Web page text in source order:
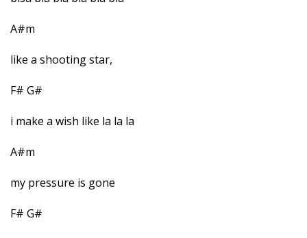
A#m
like a shooting star,
F# G#
i make a wish like la la la
A#m
my pressure is gone
F# G#